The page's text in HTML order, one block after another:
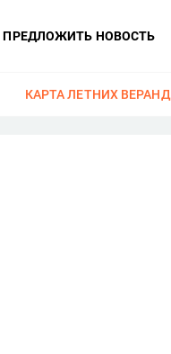
ПРЕДЛОЖИТЬ НОВОСТЬ
ЕЩЕ
КАРТА ЛЕТНИХ ВЕРАНД